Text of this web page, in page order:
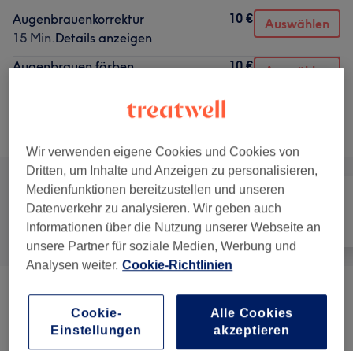
Augenbrauenkorrektur
15 Min.Details anzeigen
10 € Auswählen
Augenbrauen färben
10 € Auswählen
Alle Nägel Gesicht
Volumen Wimpernverängerung Mit UV-
129 €
Wir verwenden eigene Cookies und Cookies von
Dritten, um Inhalte und Anzeigen zu personalisieren,
Medienfunktionen bereitzustellen und unseren
Datenverkehr zu analysieren. Wir geben auch
Informationen über die Nutzung unserer Webseite an
unsere Partner für soziale Medien, Werbung und
Analysen weiter. Cookie-Richtlinien
Cookie-
Einstellungen
Alle Cookies
akzeptieren